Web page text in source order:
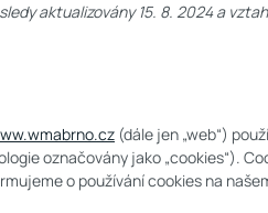
aktualizovány 15. 8. 2024 a
(dále jen „web“)
označovány jako „cookies“).
o používání cookies na